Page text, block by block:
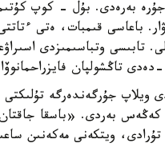
بەرەدى. بۇل - كوپ
باعاسى قىمبات، ەتى
تابىسى وتباسىمىزدى
تاڭشولپان
ويلاپ جۇرگەندەرگە
كەڭەس بەردى. «باسقا
تۇرادى، ويتكەنى مەكەنىن